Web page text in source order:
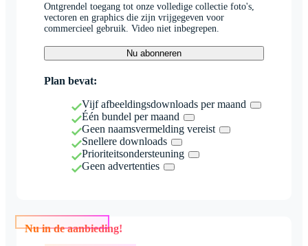
Ontgrendel toegang tot onze volledige collectie foto's,
vectoren en graphics die zijn vrijgegeven voor
commercieel gebruik. Video niet inbegrepen.
Nu abonneren
Plan bevat:
Vijf afbeeldingsdownloads per maand
Één bundel per maand
Geen naamsvermelding vereist
Snellere downloads
Prioriteitsondersteuning
Geen advertenties
Nu in de aanbieding!